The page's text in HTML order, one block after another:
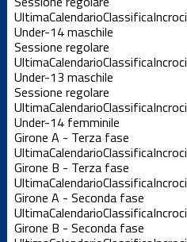
UltimaCalendarioClassificaIncroci
Under-14 maschile
Sessione regolare
UltimaCalendarioClassificaIncroci
Under-13 maschile
Sessione regolare
UltimaCalendarioClassificaIncroci
Under-14 femminile
Girone A - Terza fase
UltimaCalendarioClassificaIncroci
Girone B - Terza fase
UltimaCalendarioClassificaIncroci
Girone A - Seconda fase
UltimaCalendarioClassificaIncroci
Girone B - Seconda fase